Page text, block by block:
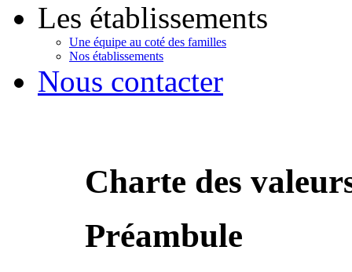
Les établissements
Une équipe au coté des familles
Nos établissements
Nous contacter
Charte des
Préambule